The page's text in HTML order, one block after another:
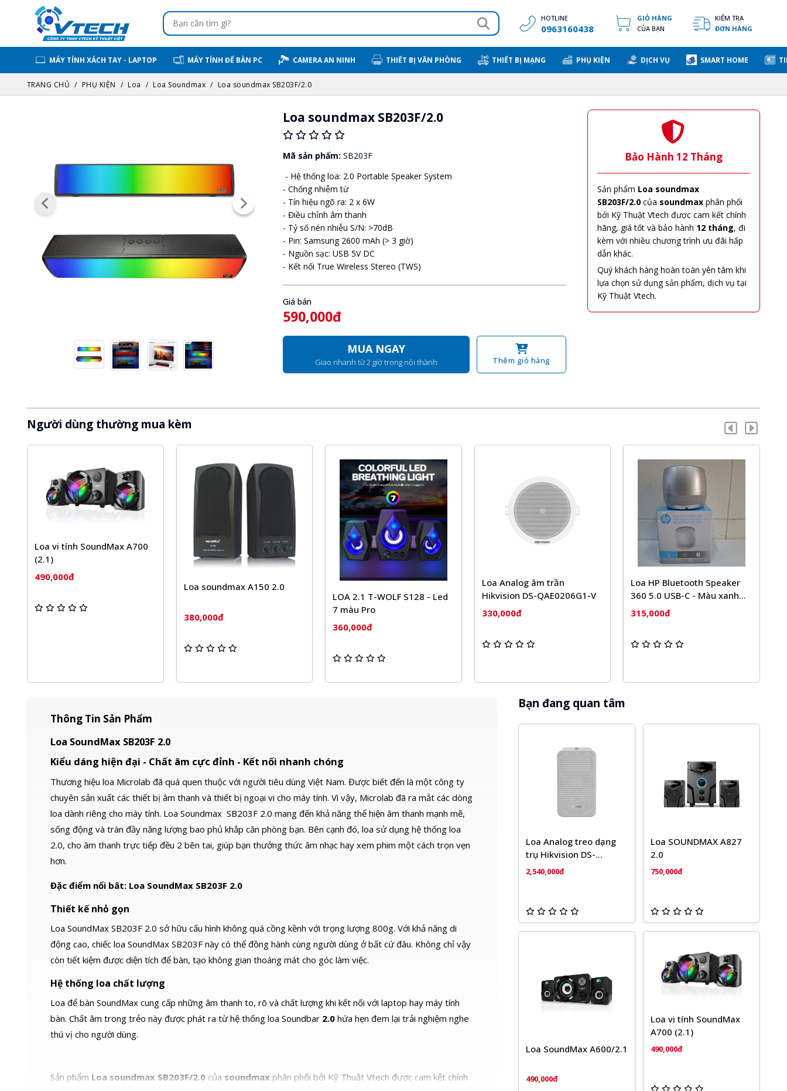
HOTLINE
0963160438
GIỎ HÀNG
CỦA BẠN
KIỂM TRA
ĐƠN HÀNG
MÁY TÍNH XÁCH TAY - LAPTOP MÁY TÍNH ĐỂ BÀN PC CAMERA AN NINH THIẾT BỊ VĂN PHÒNG THIẾT BỊ MẠNG PHỤ KIỆN DỊCH VỤ SMART HOME
TRANG CHỦ PHỤ KIỆN Loa Loa Soundmax Loa soundmax SB203F/2.0
Loa soundmax SB203F/2.0
Mã sản phẩm: SB203F
- Hệ thống loa: 2.0 Portable Speaker System
- Chống nhiễm từ
- Tín hiệu ngõ ra: 2 x 6W
- Điều chỉnh âm thanh
- Tỷ số nén nhiễu S/N: >70dB
- Pin: Samsung 2600 mAh (> 3 giờ)
- Nguồn sạc: USB 5V DC
- Kết nối True Wireless Stereo (TWS)
Giá bán
590,000đ
MUA NGAY
Giao nhanh từ 2 giờ trong nội thành Thêm giỏ hàng
Bảo Hành 12 Tháng
Sản phẩm Loa soundmax
SB203F/2.0 của soundmax phân phối
bởi Kỹ Thuật Vtech được cam kết chính
hãng, giá tốt và bảo hành 12 tháng, đi
kèm với nhiều chương trình ưu đãi hấp
dẫn khác.
Quý khách hàng hoàn toàn yên tâm khi
lựa chọn sử dụng sản phẩm, dịch vụ tại
Kỹ Thuật Vtech.
Người dùng thường mua kèm
Loa Analog âm trần
Hikvision DS-QAE0206G1-V
330,000đ
Loa HP Bluetooth Speaker
360 5.0 USB-C - Màu xanh
dương đậm và màu bạc
315,000đ
Loa Analog âm trần
Hikvision DS-QAE0206G1E-V
310,000đ
Thông Tin Sản Phẩm
Loa SoundMax SB203F 2.0
Kiểu dáng hiện đại - Chất âm cực đỉnh - Kết nối nhanh chóng
Thương hiệu loa Microlab đã quá quen thuộc với người tiêu dùng Việt Nam. Được biết đến là một công ty
chuyên sản xuất các thiết bị âm thanh và thiết bị ngoại vi cho máy tính. Vì vậy, Microlab đã ra mắt các dòng
loa dành riêng cho máy tính. Loa Soundmax SB203F 2.0 mang đến khả năng thể hiện âm thanh mạnh mẽ,
sống động và tràn đầy năng lượng bao phủ khắp căn phòng bạn. Bên cạnh đó, loa sử dụng hệ thống loa
2.0, cho âm thanh trực tiếp đều 2 bên tai, giúp bạn thưởng thức âm nhạc hay xem phim một cách trọn vẹn
hơn.
Đặc điểm nổi bât: Loa SoundMax SB203F 2.0
Thiết kế nhỏ gọn
Loa SoundMax SB203F 2.0 sở hữu cấu hình không quá cồng kềnh với trọng lượng 800g. Với khả năng di
động cao, chiếc loa SoundMax SB203F này có thể đồng hành cùng người dùng ở bất cứ đâu. Không chỉ vậy
còn tiết kiệm được diện tích để bàn, tạo không gian thoáng mát cho góc làm việc.
Hệ thống loa chất lượng
Loa để bàn SoundMax cung cấp những âm thanh to, rõ và chất lượng khi kết nối với laptop hay máy tính
bàn. Chất âm trong trẻo này được phát ra từ hệ thống loa Soundbar2.0hứa hẹn đem lại trải nghiệm nghe
thú vị cho người dùng.
Sản phẩm Loa soundmax SB203F/2.0 của soundmax phân phối bởi Kỹ Thuật Vtech được cam kết chính
Bạn đang quan tâm
Loa Analog treo dạng
trụ Hikvision DS-
QAE0420G1-V
2,540,000đ
Loa SOUNDMAX A827
2.0
750,000đ
Loa SoundMax A600/2.1
490,000đ
Loa vi tính SoundMax
A700 (2.1)
490,000đ